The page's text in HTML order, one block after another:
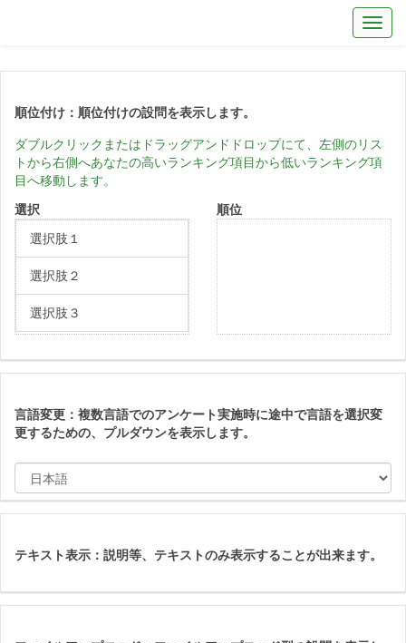
順位付け：順位付けの設問を表示します。
全ての回答は順番にかつ、異なる必要があります。
ダブルクリックまたはドラッグアンドドロップにて、左側のリス
トから右側へあなたの高いランキング項目から低いランキング項
目へ移動します。
最初の選択
2 番目の選択
選択
選択肢１
選択肢２
選択肢３
順位
言語変更 ：複数言語でのアンケート実施時に途中で言語を選択変
更するための、プルダウンを表示します。
言語を選択：
テキスト表示：説明等、テキストのみ表示することが出来ます。